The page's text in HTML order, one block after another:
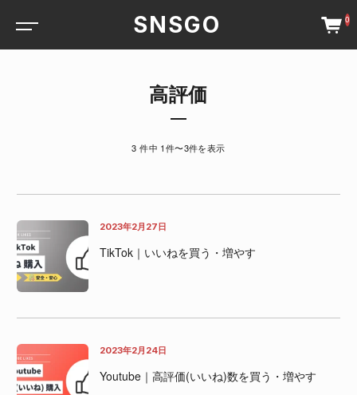
SNSGO 0
高評価
3 件中 1件〜3件を表示
2023年2月27日
TikTok｜いいねを買う・増やす
2023年2月24日
Youtube｜高評価(いいね)数を買う・増やす